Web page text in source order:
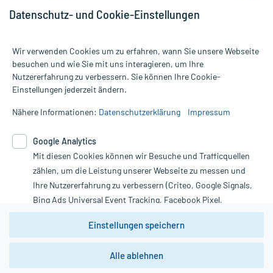
Alle Preise gelten inkl. MwSt., ggf. zzgl. Versandkosten
Informationen auf dieser Website werden ausschließlich für
die Untersuchung und Behandlung durch einen Arzt. Bitte
Therapien eingeleitet werden können. | Diese Webseite benutzt
Google Analytics. Lesen Sie bitte dazu die wichtigen Hinweise in
unserer Datenschutzerklärung. Für den Widerruf einer Bestellung
nutzen Sie das Formular:
Vertrag widerrufen
*Hinweise zu unseren Aktionen und Bewertungen
Datenschutz- und Cookie-Einstellungen
Wir verwenden Cookies um zu erfahren, wann Sie unsere Webseite
besuchen und wie Sie mit uns interagieren, um Ihre
Nutzererfahrung zu verbessern. Sie können Ihre Cookie-
Einstellungen jederzeit ändern.
Nähere Informationen: Datenschutzerklärung Impressum
Google Analytics
Mit diesen Cookies können wir Besuche und Trafficquellen
zählen, um die Leistung unserer Webseite zu messen und
Ihre Nutzererfahrung zu verbessern (Criteo, Google Signals,
Bing Ads Universal Event Tracking, Facebook Pixel,
Youtube-Social Plugin).
Wir weisen darauf hin, dass die
zwingend den Europäischen Anforderungen gem. EU-
DSGVO genügen und ein Datentransfer in Drittstaaten bzw.
Einstellungen speichern
Alle ablehnen